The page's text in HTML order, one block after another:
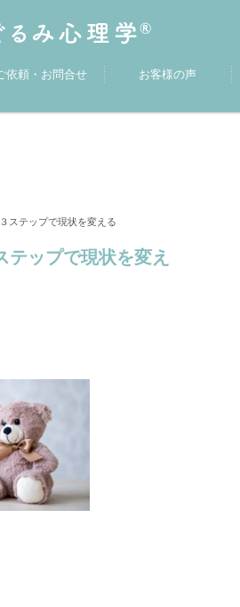
依頼・お問合せ お客様の声
ステップで現状を変える
テップで現状を変え